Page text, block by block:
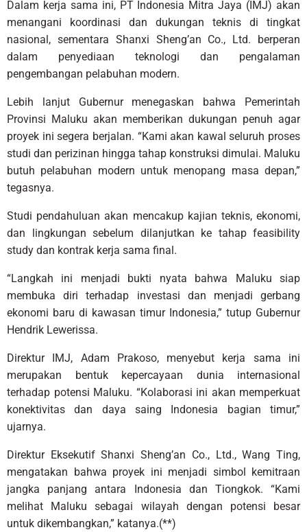
Dalam kerja sama ini, PT Indonesia Mitra Jaya (IMJ) akan
menangani koordinasi dan dukungan teknis di tingkat
nasional, sementara Shanxi Sheng’an Co., Ltd. berperan
dalam penyediaan teknologi dan pengalaman
pengembangan pelabuhan modern.
Lebih lanjut Gubernur menegaskan bahwa Pemerintah
Provinsi Maluku akan memberikan dukungan penuh agar
proyek ini segera berjalan. “Kami akan kawal seluruh proses
studi dan perizinan hingga tahap konstruksi dimulai. Maluku
butuh pelabuhan modern untuk menopang masa depan,”
tegasnya.
Studi pendahuluan akan mencakup kajian teknis, ekonomi,
dan lingkungan sebelum dilanjutkan ke tahap feasibility
study dan kontrak kerja sama final.
“Langkah ini menjadi bukti nyata bahwa Maluku siap
membuka diri terhadap investasi dan menjadi gerbang
ekonomi baru di kawasan timur Indonesia,” tutup Gubernur
Hendrik Lewerissa.
Direktur IMJ, Adam Prakoso, menyebut kerja sama ini
merupakan bentuk kepercayaan dunia internasional
terhadap potensi Maluku. “Kolaborasi ini akan memperkuat
konektivitas dan daya saing Indonesia bagian timur,”
ujarnya.
Direktur Eksekutif Shanxi Sheng’an Co., Ltd., Wang Ting,
mengatakan bahwa proyek ini menjadi simbol kemitraan
jangka panjang antara Indonesia dan Tiongkok. “Kami
melihat Maluku sebagai wilayah dengan potensi besar
untuk dikembangkan,” katanya.(**)